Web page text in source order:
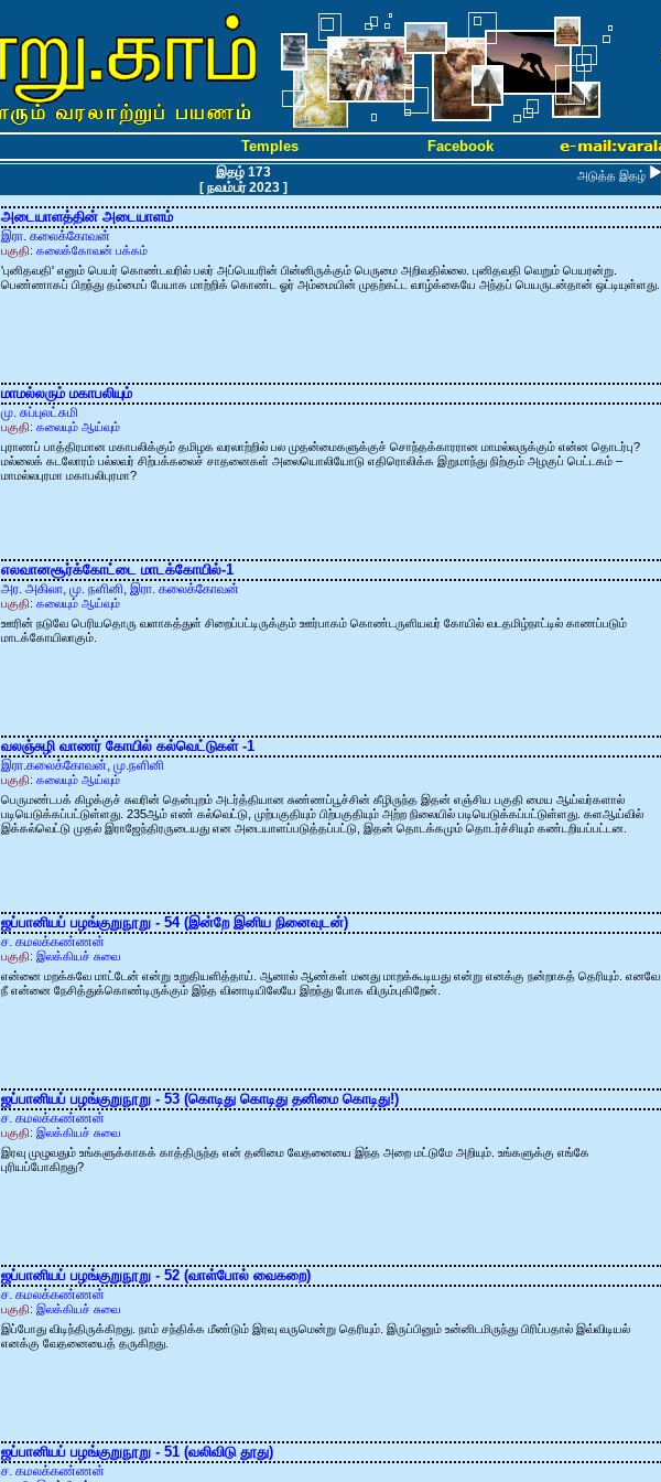
Temples
Facebook
இதழ் 173
[ நவம்பர் 2023 ]
அடுத்த இதழ்
அடையாளத்தின் அடையாளம்
இரா. கலைக்கோவன்
பகுதி: கலைக்கோவன் பக்கம்
'புனிதவதி' எனும் பெயர் கொண்டவரில் பலர் அப்பெயரின் பின்னிருக்கும் பெருமை அறிவதில்லை. புனிதவதி வெறும் பெயரன்று.
பெண்ணாகப் பிறந்து தம்மைப் பேயாக மாற்றிக் கொண்ட ஓர் அம்மையின் முதற்கட்ட வாழ்க்கையே அந்தப் பெயருடன்தான் ஒட்டியுள்ளது.
மாமல்லரும் மகாபலியும்
மு. சுப்புலட்சுமி
பகுதி: கலையும் ஆய்வும்
புராணப் பாத்திரமான மகாபலிக்கும் தமிழக வரலாற்றில் பல முதன்மைகளுக்குச் சொந்தக்காரரான மாமல்லருக்கும் என்ன தொடர்பு?
மல்லைக் கடலோரம் பல்லவர் சிற்பக்கலைச் சாதனைகள் அலையொலியோடு எதிரொலிக்க இறுமாந்து நிற்கும் அழகுப் பெட்டகம் –
மாமல்லபுரமா மகாபலிபுரமா?
எலவானசூர்க்கோட்டை மாடக்கோயில்-1
அர. அகிலா, மு. நளினி, இரா. கலைக்கோவன்
பகுதி: கலையும் ஆய்வும்
ஊரின் நடுவே பெரியதொரு வளாகத்துள் சிறைப்பட்டிருக்கும் ஊர்பாகம் கொண்டருளியவர் கோயில் வடதமிழ்நாட்டில் காணப்படும்
மாடக்கோயிலாகும்.
வலஞ்சுழி வாணர் கோயில் கல்வெட்டுகள் -1
இரா.கலைக்கோவன், மு.நளினி
பகுதி: கலையும் ஆய்வும்
பெருமண்டபக் கிழக்குச் சுவரின் தென்புறம் அடர்த்தியான சுண்ணப்பூச்சின் கீழிருந்த இதன் எஞ்சிய பகுதி மைய ஆய்வர்களால்
படியெடுக்கப்பட்டுள்ளது. 235ஆம் எண் கல்வெட்டு, முற்பகுதியும் பிற்பகுதியும் அற்ற நிலையில் படியெடுக்கப்பட்டுள்ளது. களஆய்வில்
இக்கல்வெட்டு முதல் இராஜேந்திரருடையது என அடையாளப்படுத்தப்பட்டு, இதன் தொடக்கமும் தொடர்ச்சியும் கண்டறியப்பட்டன.
ஜப்பானியப் பழங்குறுநூறு - 54 (இன்றே இனிய நினைவுடன்)
ச. கமலக்கண்ணன்
பகுதி: இலக்கியச் சுவை
என்னை மறக்கவே மாட்டேன் என்று உறுதியளித்தாய். ஆனால் ஆண்கள் மனது மாறக்கூடியது என்று எனக்கு நன்றாகத் தெரியும். எனவே
நீ என்னை நேசித்துக்கொண்டிருக்கும் இந்த வினாடியிலேயே இறந்து போக விரும்புகிறேன்.
ஜப்பானியப் பழங்குறுநூறு - 53 (கொடிது கொடிது தனிமை கொடிது!)
ச. கமலக்கண்ணன்
பகுதி: இலக்கியச் சுவை
இரவு முழுவதும் உங்களுக்காகக் காத்திருந்த என் தனிமை வேதனையை இந்த அறை மட்டுமே அறியும். உங்களுக்கு எங்கே
புரியப்போகிறது?
ஜப்பானியப் பழங்குறுநூறு - 52 (வாள்போல் வைகறை)
ச. கமலக்கண்ணன்
பகுதி: இலக்கியச் சுவை
இப்போது விடிந்திருக்கிறது. நாம் சந்திக்க மீண்டும் இரவு வருமென்று தெரியும். இருப்பினும் உன்னிடமிருந்து பிரிப்பதால் இவ்விடியல்
எனக்கு வேதனையைத் தருகிறது.
ஜப்பானியப் பழங்குறுநூறு - 51 (வலிவிடு தூது)
ச. கமலக்கண்ணன்